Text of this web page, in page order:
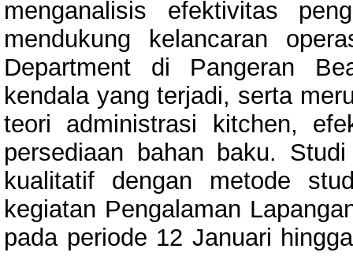
menganalisis efektivitas
mendukung kelancaran
Department di Pangeran
kendala yang terjadi, serta
teori administrasi kitchen,
persediaan bahan baku.
kualitatif dengan metode
kegiatan Pengalaman
pada periode 12 Januari